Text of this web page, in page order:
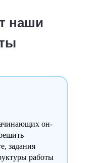
наши
он-
задания
работы